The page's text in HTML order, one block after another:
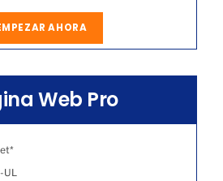
AHORA
Web Pro